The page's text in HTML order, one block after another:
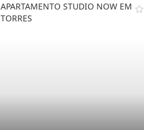
APARTAMENTO STUDIO NOW EM
TORRES